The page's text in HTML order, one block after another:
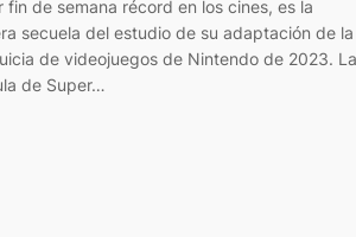
fin de semana récord en los cines, es la
secuela del estudio de su adaptación de la
de videojuegos de Nintendo de 2023. La
de Super…